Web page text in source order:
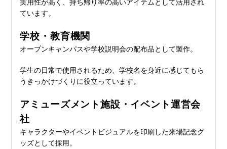
実用性が高く、持ち帰り率の高いアイテムとして活用され
ています。
学校・教育機関
オープンキャンパスや学校説明会の配布品として製作。
学生の日常で使用されるため、学校名を身近に感じてもら
うきっかけづくりに役立っています。
アミューズメント施設・イベント運営会
社
キャラクターやイベントビジュアルを印刷した来場記念グ
ッズとして採用。